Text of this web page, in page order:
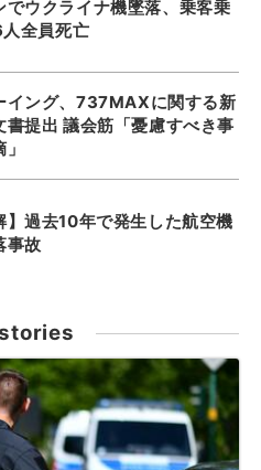
でウクライナ機墜落、乗客乗
人全員死亡
イング、737MAXに関する新
書提出 議会筋「憂慮すべき事
】過去10年で発生した航空機
事故